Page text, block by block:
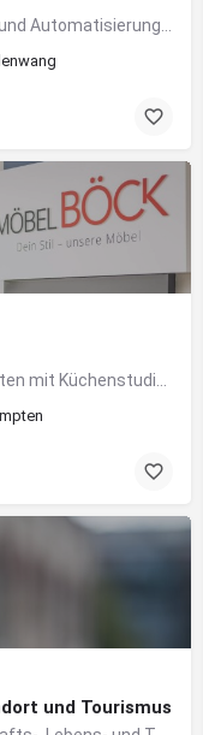
und Tourismus